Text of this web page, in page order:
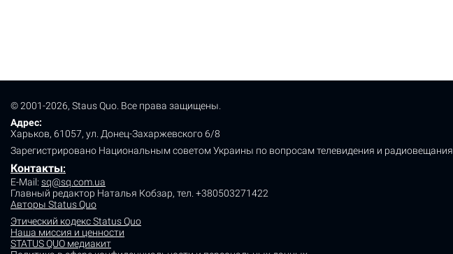
© 2001-2026, Staus Quo. Все права защищены.
Адрес:
Харьков, 61057, ул. Донец-Захаржевского 6/8
Зарегистрировано Национальным советом Украины по вопросам телевидения и радиовещания.
Контакты:
E-Mail: sq@sq.com.ua
Главный редактор Наталья Кобзар, тел. +380503271422
Авторы Status Quo
Этический кодекс Status Quo
Наша миссия и ценности
STATUS QUO медиакит